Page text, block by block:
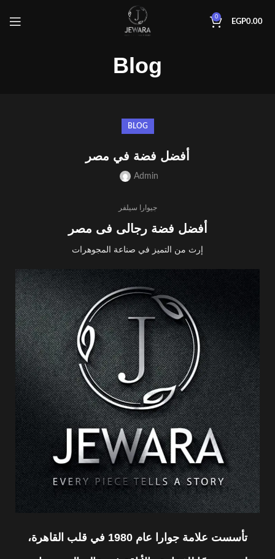
0
EGP0.00
Blog
BLOG
أفضل فضة في مصر
Admin
جيوارا سيلفر
أفضل فضة رجالى فى مصر
إرث من التميز في صناعة المجوهرات
تأسست علامة جوارا عام 1980 في قلب القاهرة،